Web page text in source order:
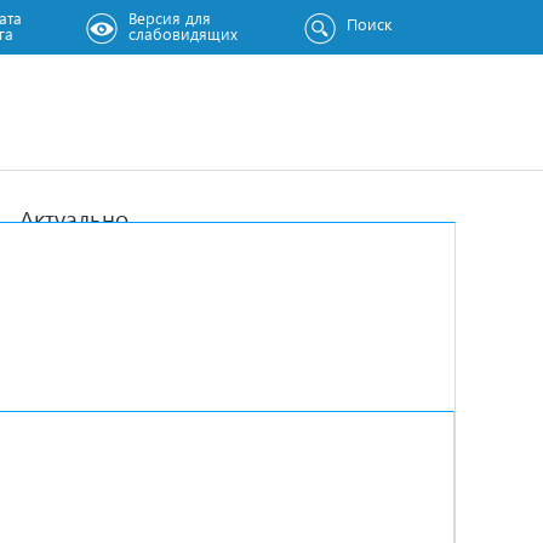
Версия для
слабовидящих Поиск
Актуально